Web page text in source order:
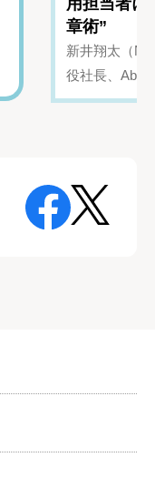
章術”
新井翔太（
役社長、